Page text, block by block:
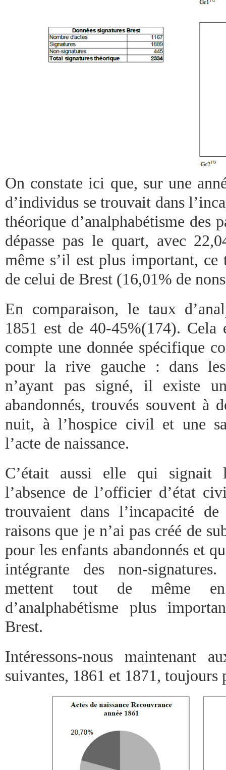
On constate ici que, sur une
d’individus se trouvait dans
théorique d’analphabétisme des
dépasse pas le quart, avec
même s’il est plus important, ce
de celui de Brest (16,01% de
En comparaison, le taux
1851 est de 40-45%(174).
compte une donnée spécifique
pour la rive gauche : dans
n’ayant pas signé, il existe
abandonnés, trouvés souvent à
nuit, à l’hospice civil et une
l’acte de naissance.
C’était aussi elle qui signait
l’absence de l’officier d’état
trouvaient dans l’incapacité
raisons que je n’ai pas créé de
pour les enfants abandonnés et
intégrante des non-
mettent tout de même
d’analphabétisme plus
Brest.
Intéressons-nous maintenant
suivantes, 1861 et 1871,